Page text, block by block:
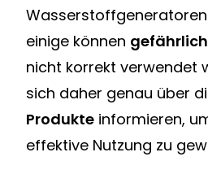
einige können gefährlich
nicht korrekt verwendet
sich daher genau über
Produkte informieren,
effektive Nutzung zu